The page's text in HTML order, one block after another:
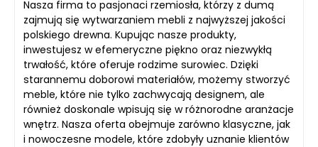
Nasza firma to pasjonaci rzemiosła, którzy z dumą
zajmują się wytwarzaniem mebli z najwyższej jakości
polskiego drewna. Kupując nasze produkty,
inwestujesz w efemeryczne piękno oraz niezwykłą
trwałość, które oferuje rodzime surowiec. Dzięki
starannemu doborowi materiałów, możemy stworzyć
meble, które nie tylko zachwycają designem, ale
również doskonale wpisują się w różnorodne aranżacje
wnętrz. Nasza oferta obejmuje zarówno klasyczne, jak
i nowoczesne modele, które zdobyły uznanie klientów